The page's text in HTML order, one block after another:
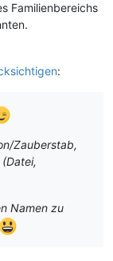
Familienbereichs
:
Zauberstab,
Namen zu